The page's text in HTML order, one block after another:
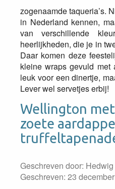
zogenaamde taqueria’s.
in Nederland kennen,
van verschillende
heerlijkheden, die je in
Daar komen deze
kleine wraps gevuld met
leuk voor een dinertje,
Lever wel servetjes erbij!
Wellington
zoete
Geschreven door:
Geschreven: 23